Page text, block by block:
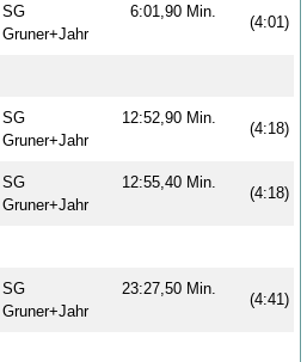
SG
Gruner+Jahr
6:01,90 Min.
(4:01)
SG
Gruner+Jahr
12:52,90 Min.
(4:18)
SG
Gruner+Jahr
12:55,40 Min.
(4:18)
SG
Gruner+Jahr
23:27,50 Min.
(4:41)